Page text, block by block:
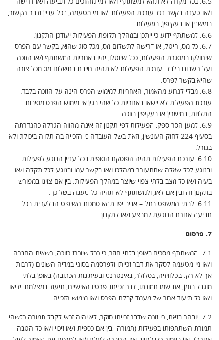
ו/או טענה בקשר נגד עורכת הפעילות ו/או מי מטעמה, בכל עניין ודבר הקשור,
במישרין או בעקיפין, בפעילות.
6.6. למשתתף ידוע כי ייתכן ובמהלך תקופת הפעילות יעודכן התקנון.
6.7. כל מס, היטל, או דרישה לתשלום מס, מכל סוג שהוא, בקשר עם הפרס
שיחולקו במסגרת הפעילות, ככל שיוטלו, יהיו באחריות המשתתף ו/או הזוכה
ועל חשבונו בלבד. עורכת הפעילות לא תהיה חייבת בתשלום מס מכל צורה
שהיא בקשר לפרס.
6.8. מבלי לגרוע מהאמור, האחריות למימוש הפרס הינה על הזוכה בלבד.
עורכת הפעילות לא יישאו באחריות כל שהי בגין אי מימוש הפרס מסיבות
התלויות, במישרין או בעקיפין בזוכה.
6.9. למען הסר ספק, הפעילות לפי תקנון זה אינה מהווה הגרלה כהגדרתה
בסעיף 224 לחוק העונשין, וזאת בשל העובדה כי הזכייה בה תלויה ביכולת ולא
בגורל.
6.10. עורכת הפעילות תהיה הפוסקת הסופית בכל עניין הנוגע לפעילות
ובנוגע לכל שאלה שתתעורר במהלכו ו/או בקשר עמו ובנוגע לכל תקלה ו/או
בעיה ו/או כל מצב בלתי צפוי שיוצר במהלך הפעילות. בין אם צוינו במפורש
בתקנון זה ובין אם לאו, ולמשתתף לא תהיה כל טענה בשל כך.
6.11. לבתי המשפט בתל – אביב יפו תהא סמכות השיפוט הבלעדית בכל
תביעה אחרת הנוגעת למבצע ו/או לתקנון.
7. פרסום
7.1. המשתתף מסכים באופן בלתי חוזר, כי ככל שיוכרז כזוכה, רשאית החברה
ו/או מי מטעמה לסקר את דבר זכייתו ולפרסמה בסוגי במדיה השונים (לרבות
אך לא רק: בטלוויזיה, בסלולר, באינטרנט ובעיתונות הכתובה) באופן בלתי
מוגבל בזמן, את שמו תמונתו, דבר זכייתו, פרטיו האישיים, תיעוד במצלמת וידיאו
ו/או כל תיעוד אחר של מעמד קבלת הפרס ו/או מימוש הזכייה.
7.2. יובהר בזאת, כי זוכה שדבר זכייתו סוקר, לא יהיה זכאי לקבל תמורה כלשהי
תמורת השתתפותו בפעילות (תמורה- בין אם כספית ו/או זיכוי ו/או כל הטבה